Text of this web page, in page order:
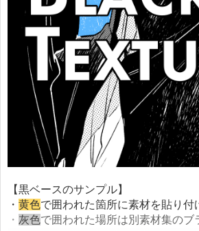
【黒ベースのサンプル】
・ 黄色で囲われた箇所に素材を貼り付
・ 灰色で囲われた場所は別素材集のブ